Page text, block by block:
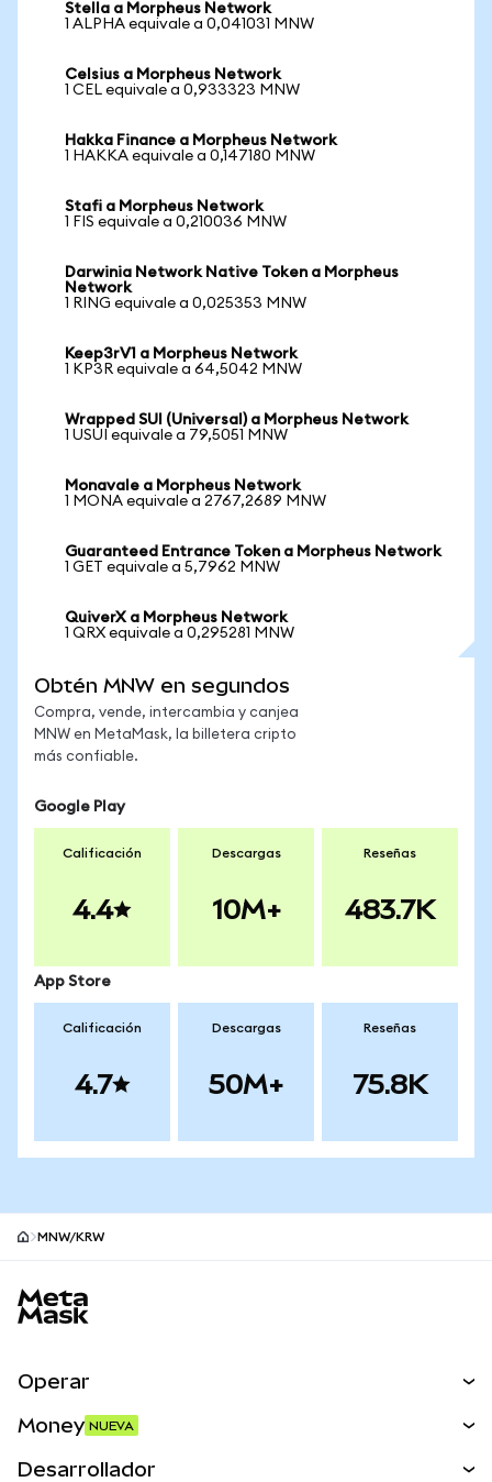
Stella a Morpheus Network
1 ALPHA equivale a 0,041031 MNW
Celsius a Morpheus Network
1 CEL equivale a 0,933323 MNW
Hakka Finance a Morpheus Network
1 HAKKA equivale a 0,147180 MNW
Stafi a Morpheus Network
1 FIS equivale a 0,210036 MNW
Darwinia Network Native Token a Morpheus
Network
1 RING equivale a 0,025353 MNW
Keep3rV1 a Morpheus Network
1 KP3R equivale a 64,5042 MNW
Wrapped SUI (Universal) a Morpheus Network
1 USUI equivale a 79,5051 MNW
Monavale a Morpheus Network
1 MONA equivale a 2767,2689 MNW
Guaranteed Entrance Token a Morpheus Network
1 GET equivale a 5,7962 MNW
QuiverX a Morpheus Network
1 QRX equivale a 0,295281 MNW
Obtén MNW en segundos
Compra, vende, intercambia y canjea
MNW en MetaMask, la billetera cripto
más confiable.
Google Play
Calificación
4.4
Descargas
10M+
Reseñas
483.7K
App Store
Calificación
4.7
Descargas
50M+
Reseñas
75.8K
MNW/KRW
Operar
Money NUEVA
Desarrollador